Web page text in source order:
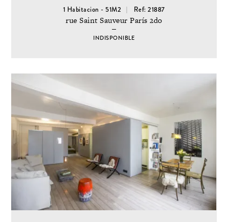
1 Habitacion - 51M2 Ref: 21887
rue Saint Sauveur París 2do
INDISPONIBLE